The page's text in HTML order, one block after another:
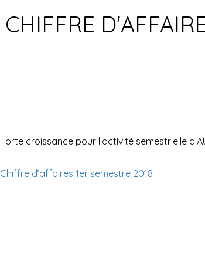
CHIFFRE
Forte croissance pour l’activité semestrielle
Chiffre d’affaires 1er semestre 2018